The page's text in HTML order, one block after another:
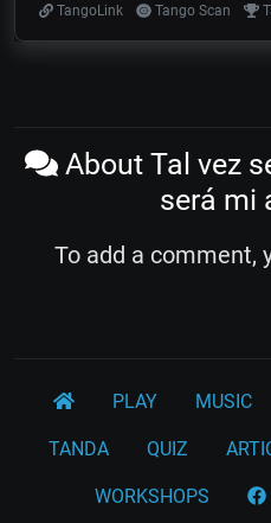
TangoLink
Tango Scan
About Tal vez
será mi
To add a comment,
PLAY MUSIC
TANDA QUIZ
WORKSHOPS